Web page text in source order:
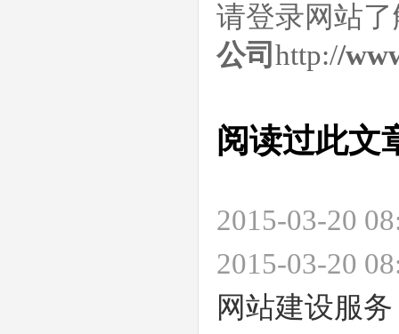
请登录网站
公司 http://
阅读过此文
2015-03-20
2015-03-20
网站建设服务